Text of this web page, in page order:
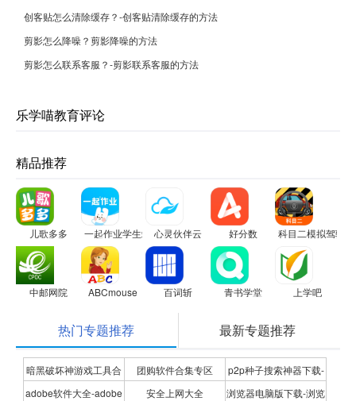
创客贴怎么清除缓存？-创客贴清除缓存的方法
剪影怎么降噪？剪影降噪的方法
剪影怎么联系客服？-剪影联系客服的方法
乐学喵教育评论
精品推荐
儿歌多多 一起作业学生端 心灵伙伴云 好分数 科目二模拟驾驶
中邮网院 ABCmouse 百词斩 青书学堂 上学吧
热门专题推荐 最新专题推荐
暗黑破坏神游戏工具合
集
团购软件合集专区
p2p种子搜索神器下载-
P2P种子搜索神器专题
adobe软件大全-adobe 安全上网大全 浏览器电脑版下载-浏览